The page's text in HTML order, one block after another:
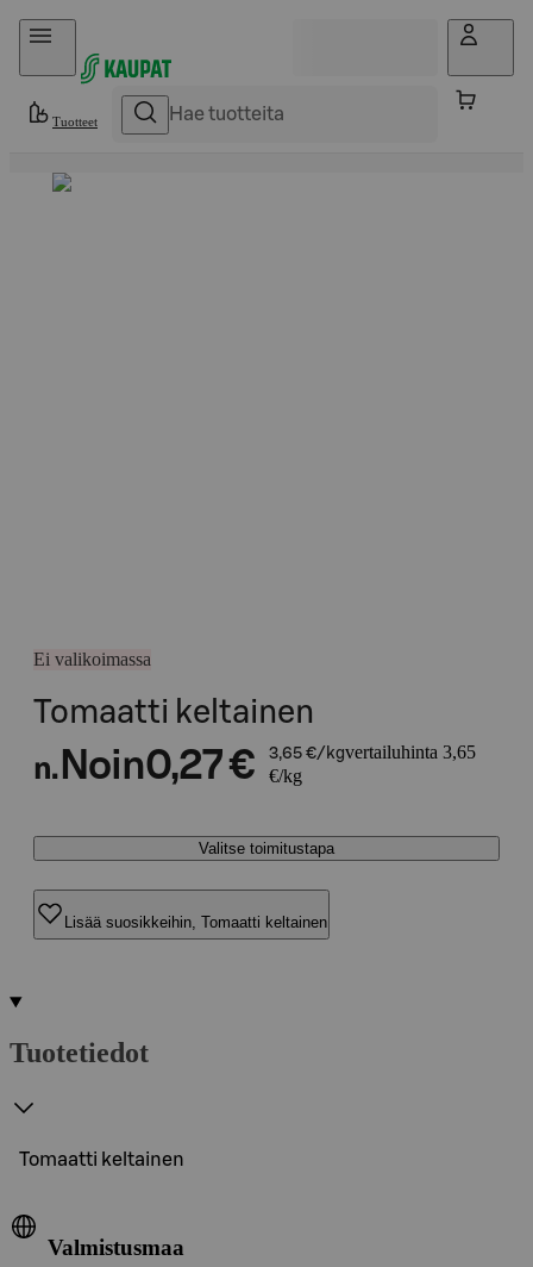
Hyppää sisältöön
Tuotteet
Ei valikoimassa
Tomaatti keltainen
n. Noin0,27 € 3,65 €/kgvertailuhinta 3,65
€/kg
Valitse toimitustapa
Lisää suosikkeihin, Tomaatti keltainen
Tuotetiedot
Tomaatti keltainen
Valmistusmaa